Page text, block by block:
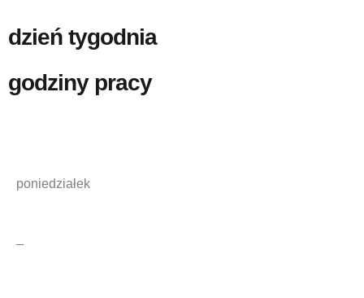
dzień tygodnia
godziny pracy
poniedziałek